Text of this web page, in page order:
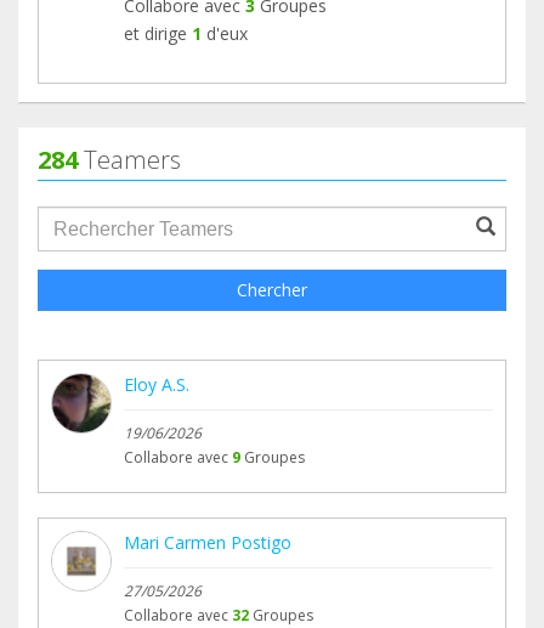
Collabore avec 3 Groupes
et dirige 1 d'eux
284Teamers
groupProfile.searchForm.search.text???
Chercher
Eloy A.S.
19/06/2026
Collabore avec 9 Groupes
Mari Carmen Postigo
27/05/2026
Collabore avec 32 Groupes